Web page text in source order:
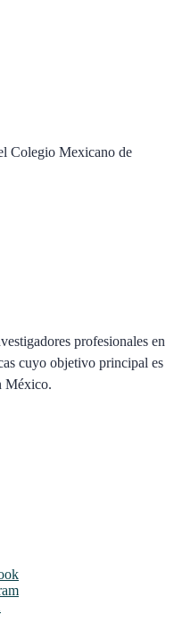
Colegio Mexicano de
profesionales en
cuyo objetivo principal es
México.